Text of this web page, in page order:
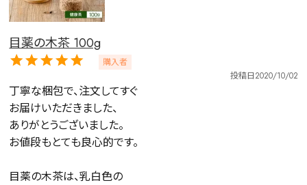
キーワードで探す
水出しお試しルイボスカモミール
目薬の木茶 100g
購入者
投稿日2020/10/02
丁寧な梱包で、注文してすぐ
お届けいただきました、
ありがとうございました。
お値段もとても良心的です。
目薬の木茶は、乳白色の